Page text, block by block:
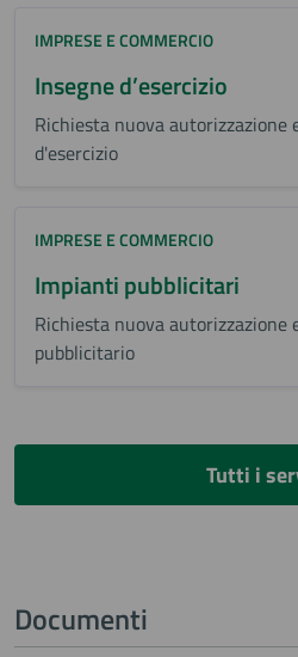
IMPRESE E COMMERCIO
Insegne d’esercizio
Richiesta nuova autorizzazione
d'esercizio
IMPRESE E COMMERCIO
Impianti pubblicitari
Richiesta nuova
pubblicitario
Tutti i
Documenti